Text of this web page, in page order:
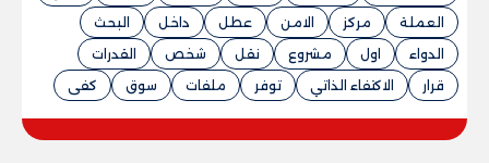
العملة
مركز الامن عطل داخل
البحث
الدواء
اول مشروع نقل شخص
القدرات
قرار
الاكتفاء الذاتي توفر ملفات سوق كفى